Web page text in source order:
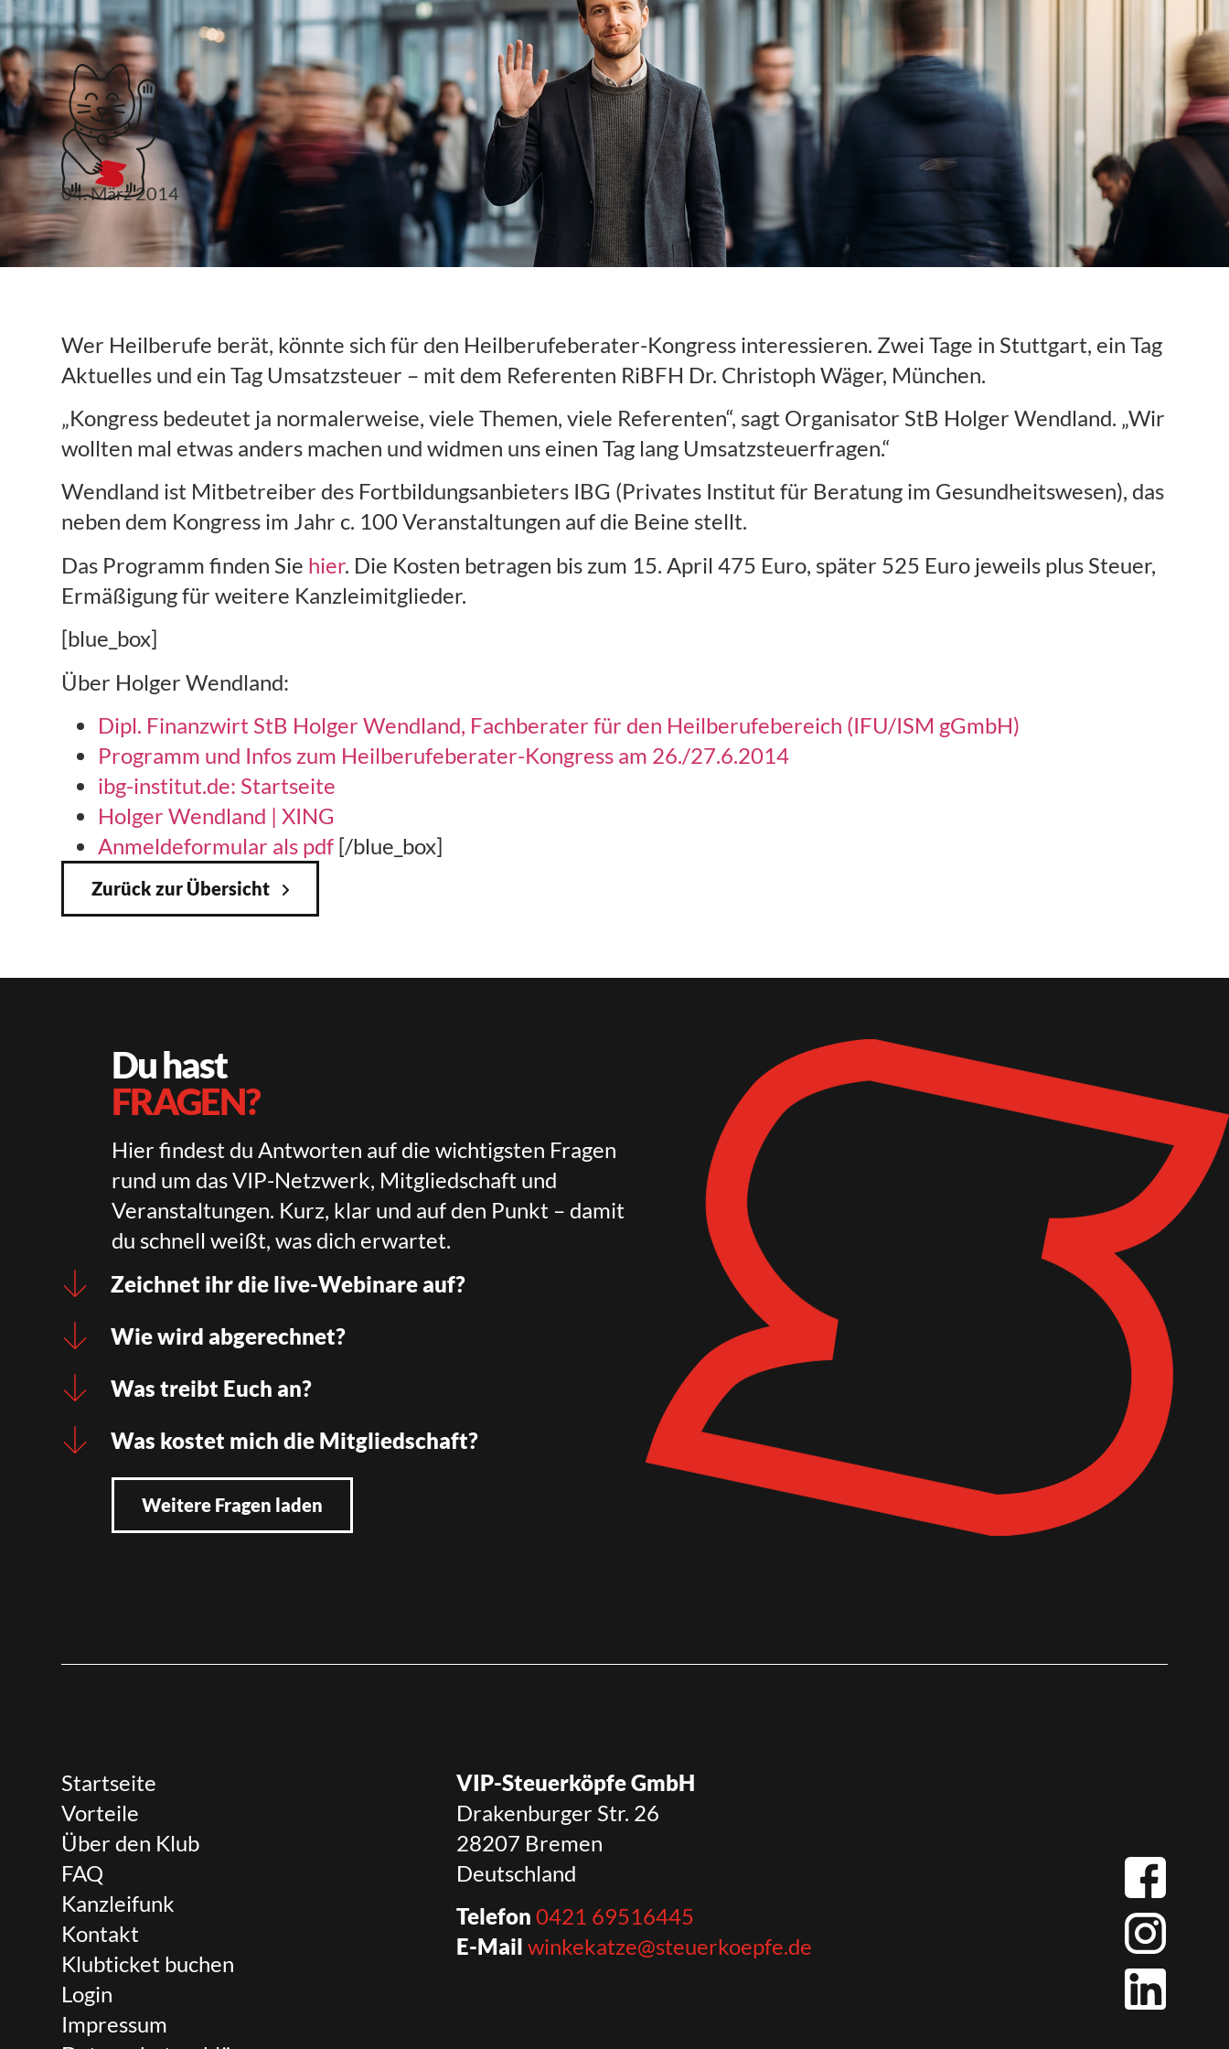
Veranstaltungstipp:
Heilberufeberater-Kongress des IBG
Ende Juni
04. März 2014
Wer Heilberufe berät, könnte sich für den Heilberufeberater-Kongress interessieren. Zwei Tage in Stuttgart, ein Tag
Aktuelles und ein Tag Umsatzsteuer – mit dem Referenten RiBFH Dr. Christoph Wäger, München.
„Kongress bedeutet ja normalerweise, viele Themen, viele Referenten“, sagt Organisator StB Holger Wendland. „Wir
wollten mal etwas anders machen und widmen uns einen Tag lang Umsatzsteuerfragen.“
Wendland ist Mitbetreiber des Fortbildungsanbieters IBG (Privates Institut für Beratung im Gesundheitswesen), das
neben dem Kongress im Jahr c. 100 Veranstaltungen auf die Beine stellt.
Das Programm finden Sie hier. Die Kosten betragen bis zum 15. April 475 Euro, später 525 Euro jeweils plus Steuer,
Ermäßigung für weitere Kanzleimitglieder.
[blue_box]
Über Holger Wendland:
Dipl. Finanzwirt StB Holger Wendland, Fachberater für den Heilberufebereich (IFU/ISM gGmbH)
Programm und Infos zum Heilberufeberater-Kongress am 26./27.6.2014
ibg-institut.de: Startseite
Holger Wendland | XING
Anmeldeformular als pdf [/blue_box]
Zurück zur Übersicht
Du hast
FRAGEN?
Hier findest du Antworten auf die wichtigsten Fragen
rund um das VIP-Netzwerk, Mitgliedschaft und
Veranstaltungen. Kurz, klar und auf den Punkt – damit
du schnell weißt, was dich erwartet.
Zeichnet ihr die live-Webinare auf?
Wie wird abgerechnet?
Was treibt Euch an?
Was kostet mich die Mitgliedschaft?
Weitere Fragen laden
Startseite
Vorteile
Über den Klub
FAQ
Kanzleifunk
Kontakt
Klubticket buchen
Login
Impressum
VIP-Steuerköpfe GmbH
Drakenburger Str. 26
28207 Bremen
Deutschland
Telefon 0421 69516445
E-Mail winkekatze@steuerkoepfe.de